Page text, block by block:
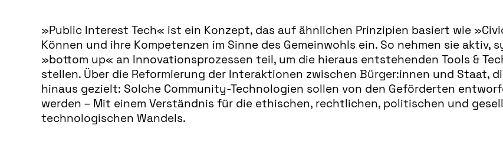
»Public Interest Tech« ist ein Konzept, das auf ähnlichen Prinzipien basiert wie
Können und ihre Kompetenzen im Sinne des Gemeinwohls ein. So nehmen sie
»bottom up« an Innovationsprozessen teil, um die hieraus entstehenden Tools &
stellen. Über die Reformierung der Interaktionen zwischen Bürger:innen und Staat,
hinaus gezielt: Solche Community-Technologien sollen von den Geförderten
werden – Mit einem Verständnis für die ethischen, rechtlichen, politischen und
technologischen Wandels.